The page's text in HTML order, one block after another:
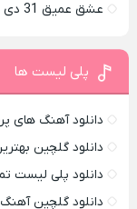
عشق عمیق 31 دی جی شاهین
پلی لیست ها
دانلود آهنگ های
دانلود گلچین
دانلود پلی لیست
دانلود گلچین